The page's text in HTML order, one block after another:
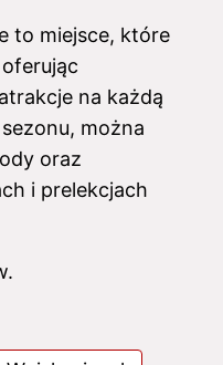
to miejsce, które
na każdą
można
oraz
i prelekcjach